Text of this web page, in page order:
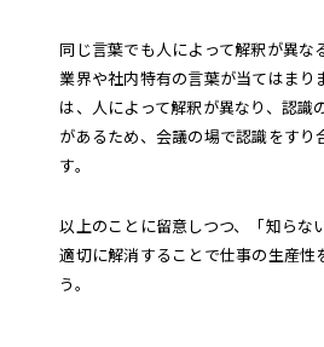
同じ言葉でも人によって解釈が異な
業界や社内特有の言葉が当てはまり
は、人によって解釈が異なり、認識
があるため、会議の場で認識をすり
す。
以上のことに留意しつつ、「知らな
適切に解消することで仕事の生産性
う。